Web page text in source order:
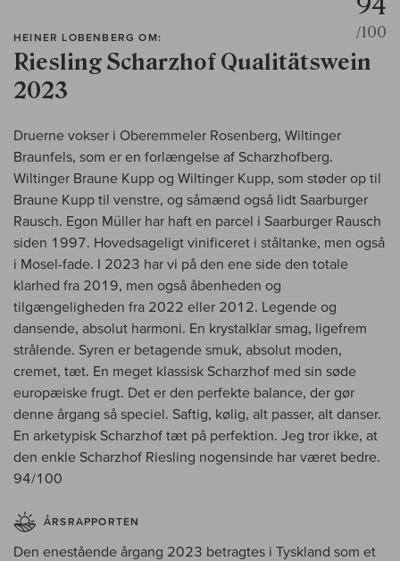
HEINER LOBENBERG OM:
Riesling Scharzhof Qualitätswein
2023
94
/100
Druerne vokser i Oberemmeler Rosenberg, Wiltinger
Braunfels, som er en forlængelse af Scharzhofberg.
Wiltinger Braune Kupp og Wiltinger Kupp, som støder op til
Braune Kupp til venstre, og såmænd også lidt Saarburger
Rausch. Egon Müller har haft en parcel i Saarburger Rausch
siden 1997. Hovedsageligt vinificeret i ståltanke, men også
i Mosel-fade. I 2023 har vi på den ene side den totale
klarhed fra 2019, men også åbenheden og
tilgængeligheden fra 2022 eller 2012. Legende og
dansende, absolut harmoni. En krystalklar smag, ligefrem
strålende. Syren er betagende smuk, absolut moden,
cremet, tæt. En meget klassisk Scharzhof med sin søde
europæiske frugt. Det er den perfekte balance, der gør
denne årgang så speciel. Saftig, kølig, alt passer, alt danser.
En arketypisk Scharzhof tæt på perfektion. Jeg tror ikke, at
den enkle Scharzhof Riesling nogensinde har været bedre.
94/100
ÅRSRAPPORTEN
Den enestående årgang 2023 betragtes i Tyskland som et